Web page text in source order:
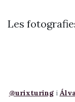
Les
@urixturingi